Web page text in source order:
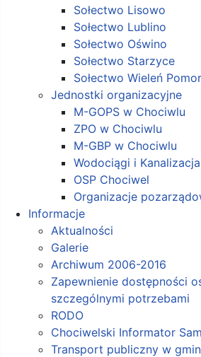
Sołectwo Lisowo
Sołectwo Lublino
Sołectwo Oświno
Sołectwo Starzyce
Sołectwo Wieleń
Jednostki organizacyjne
M-GOPS w Chociwlu
ZPO w Chociwlu
M-GBP w Chociwlu
Wodociągi i Kanalizacja
OSP Chociwel
Organizacje
Informacje
Aktualności
Galerie
Archiwum 2006-2016
Zapewnienie dostępności
szczególnymi potrzebami
RODO
Chociwelski Informator
Transport publiczny w